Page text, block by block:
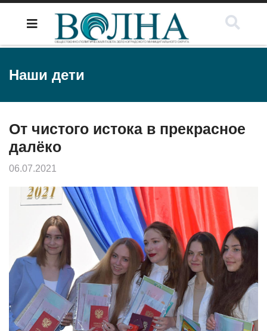
Наши дети
От чистого истока в прекрасное
далёко
06.07.2021